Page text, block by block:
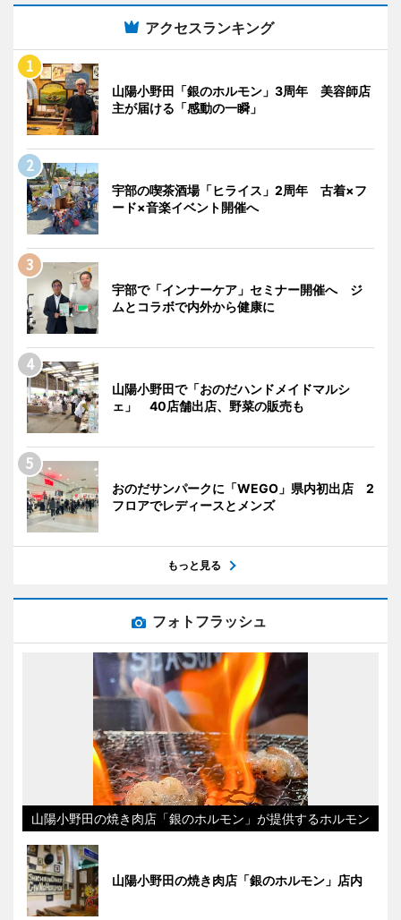
アクセスランキング
山陽小野田「銀のホルモン」3周年 美容師店
主が届ける「感動の一瞬」
宇部の喫茶酒場「ヒライス」2周年 古着×フ
ード×音楽イベント開催へ
宇部で「インナーケア」セミナー開催へ ジ
ムとコラボで内外から健康に
山陽小野田で「おのだハンドメイドマルシ
ェ」 40店舗出店、野菜の販売も
おのだサンパークに「WEGO」県内初出店 2
フロアでレディースとメンズ
もっと見る
フォトフラッシュ
山陽小野田の焼き肉店「銀のホルモン」が提供するホルモン
山陽小野田の焼き肉店「銀のホルモン」店内